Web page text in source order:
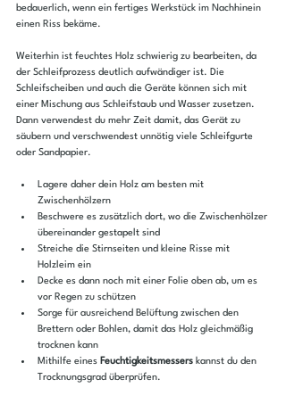
bedauerlich, wenn ein fertiges Werkstück im Nachhinein
einen Riss bekäme.
Weiterhin ist feuchtes Holz schwierig zu bearbeiten, da
der Schleifprozess deutlich aufwändiger ist. Die
Schleifscheiben und auch die Geräte können sich mit
einer Mischung aus Schleifstaub und Wasser zusetzen.
Dann verwendest du mehr Zeit damit, das Gerät zu
säubern und verschwendest unnötig viele Schleifgurte
oder Sandpapier.
Lagere daher dein Holz am besten mit
Zwischenhölzern
Beschwere es zusätzlich dort, wo die Zwischenhölzer
übereinander gestapelt sind
Streiche die Stirnseiten und kleine Risse mit
Holzleim ein
Decke es dann noch mit einer Folie oben ab, um es
vor Regen zu schützen
Sorge für ausreichend Belüftung zwischen den
Brettern oder Bohlen, damit das Holz gleichmäßig
trocknen kann
Mithilfe eines Feuchtigkeitsmessers kannst du den
Trocknungsgrad überprüfen.